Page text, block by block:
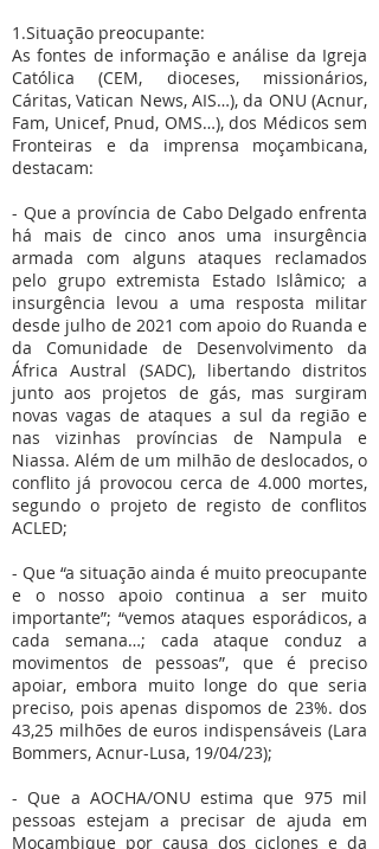
1.Situação preocupante:
As fontes de informação e análise da Igreja
Católica (CEM, dioceses, missionários,
Cáritas, Vatican News, AIS…), da ONU (Acnur,
Fam, Unicef, Pnud, OMS…), dos Médicos sem
Fronteiras e da imprensa moçambicana,
destacam:
- Que a província de Cabo Delgado enfrenta
há mais de cinco anos uma insurgência
armada com alguns ataques reclamados
pelo grupo extremista Estado Islâmico; a
insurgência levou a uma resposta militar
desde julho de 2021 com apoio do Ruanda e
da Comunidade de Desenvolvimento da
África Austral (SADC), libertando distritos
junto aos projetos de gás, mas surgiram
novas vagas de ataques a sul da região e
nas vizinhas províncias de Nampula e
Niassa. Além de um milhão de deslocados, o
conflito já provocou cerca de 4.000 mortes,
segundo o projeto de registo de conflitos
ACLED;
- Que “a situação ainda é muito preocupante
e o nosso apoio continua a ser muito
importante”; “vemos ataques esporádicos, a
cada semana…; cada ataque conduz a
movimentos de pessoas”, que é preciso
apoiar, embora muito longe do que seria
preciso, pois apenas dispomos de 23%. dos
43,25 milhões de euros indispensáveis (Lara
Bommers, Acnur-Lusa, 19/04/23);
- Que a AOCHA/ONU estima que 975 mil
pessoas estejam a precisar de ajuda em
Moçambique por causa dos ciclones e da